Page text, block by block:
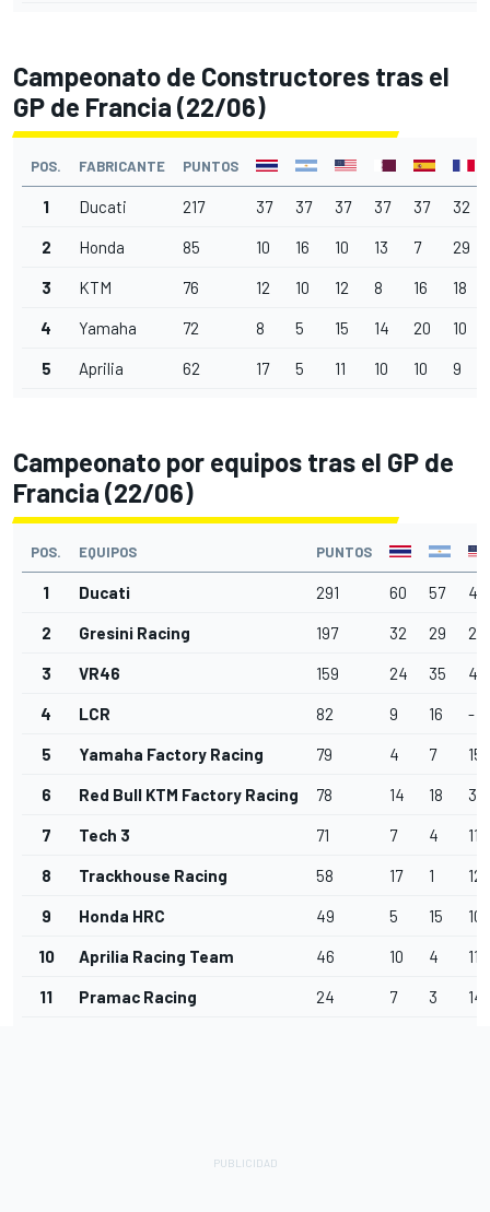
Campeonato de Constructores tras el
GP de Francia (22/06)
POS. FABRICANTE PUNTOS
1 Ducati 217 37 37 37 37 37 32
2 Honda 85 10 16 10 13 7 29
3 KTM 76 12 10 12 8 16 18
4 Yamaha 72 8 5 15 14 20 10
5 Aprilia 62 17 5 11 10 10 9
Campeonato por equipos tras el GP de
Francia (22/06)
POS. EQUIPOS PUNTOS
1 Ducati 291 60 57 44
2 Gresini Racing 197 32 29 29
3 VR46 159 24 35 40
4 LCR 82 9 16 -
5 Yamaha Factory Racing 79 4 7 15
6 Red Bull KTM Factory Racing 78 14 18 3
7 Tech 3 71 7 4 11
8 Trackhouse Racing 58 17 1 12
9 Honda HRC 49 5 15 10
10 Aprilia Racing Team 46 10 4 11
11 Pramac Racing 24 7 3 14